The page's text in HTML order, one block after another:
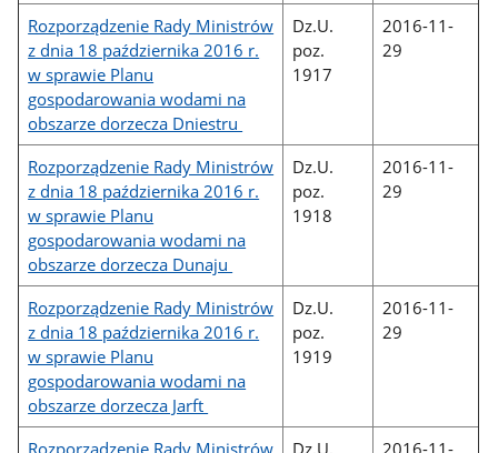
Rozporządzenie Rady Ministrów
z dnia 18 października 2016 r.
w sprawie Planu
gospodarowania wodami na
obszarze dorzecza Dniestru
Dz.U.
poz.
1917
2016-11-
29
Rozporządzenie Rady Ministrów
z dnia 18 października 2016 r.
w sprawie Planu
gospodarowania wodami na
obszarze dorzecza Dunaju
Dz.U.
poz.
1918
2016-11-
29
Rozporządzenie Rady Ministrów
z dnia 18 października 2016 r.
w sprawie Planu
gospodarowania wodami na
obszarze dorzecza Jarft
Dz.U.
poz.
1919
2016-11-
29
Rozporządzenie Rady Ministrów
Dz.U.
2016-11-